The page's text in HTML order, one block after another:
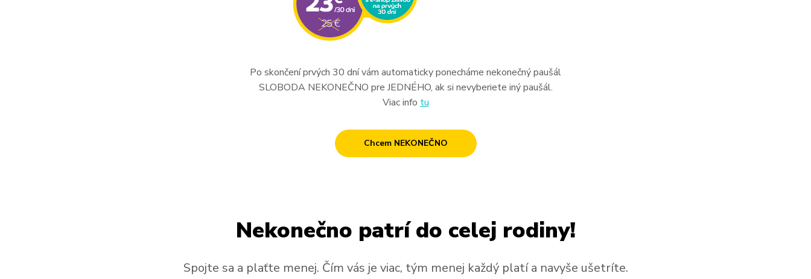
Po skončení prvých 30 dní vám automaticky ponecháme nekonečný paušál
SLOBODA NEKONEČNO pre JEDNÉHO, ak si nevyberiete iný paušál.
Viac info tu
Chcem NEKONEČNO
Nekonečno patrí do celej rodiny!
Spojte sa a plaťte menej. Čím vás je viac, tým menej každý platí a navyše ušetríte.